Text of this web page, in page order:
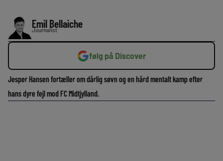
Emil Bellaiche
Journalist
følg på Discover
Jesper Hansen fortæller om dårlig søvn og en hård mentalt kamp efter
hans dyre fejl mod FC Midtjylland.